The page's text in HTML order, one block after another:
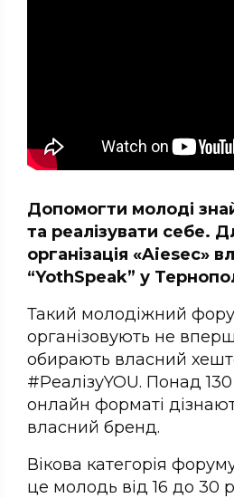
Допомогти молоді
та реалізувати себе.
організація «Aiеsec»
“YothSpeak” у
Такий молодіжний
організовують не
обирають власний
#РеалізуYOU. Понад
онлайн форматі
власний бренд.
Вікова категорія
це молодь від 16 до 30